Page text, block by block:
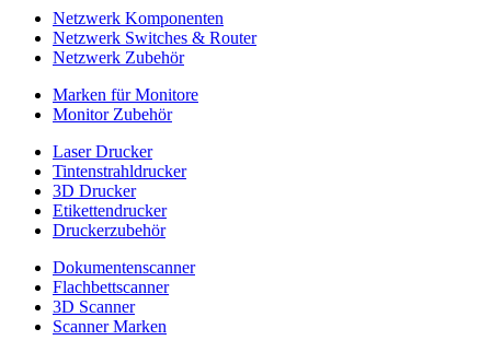
Netzwerk Komponenten
Netzwerk Switches & Router
Netzwerk Zubehör
Marken für Monitore
Monitor Zubehör
Laser Drucker
Tintenstrahldrucker
3D Drucker
Etikettendrucker
Druckerzubehör
Dokumentenscanner
Flachbettscanner
3D Scanner
Scanner Marken